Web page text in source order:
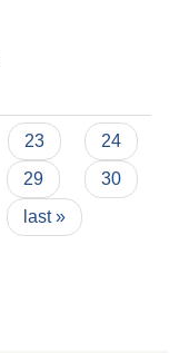
23
24
29
30
last »